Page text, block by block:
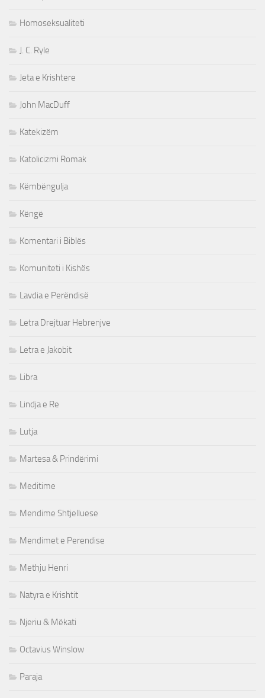
Homoseksualiteti
J. C. Ryle
Jeta e Krishtere
John MacDuff
Katekizëm
Katolicizmi Romak
Këmbëngulja
Këngë
Komentari i Biblës
Komuniteti i Kishës
Lavdia e Perëndisë
Letra Drejtuar Hebrenjve
Letra e Jakobit
Libra
Lindja e Re
Lutja
Martesa & Prindërimi
Meditime
Mendime Shtjelluese
Mendimet e Perendise
Methju Henri
Natyra e Krishtit
Njeriu & Mëkati
Octavius Winslow
Paraja